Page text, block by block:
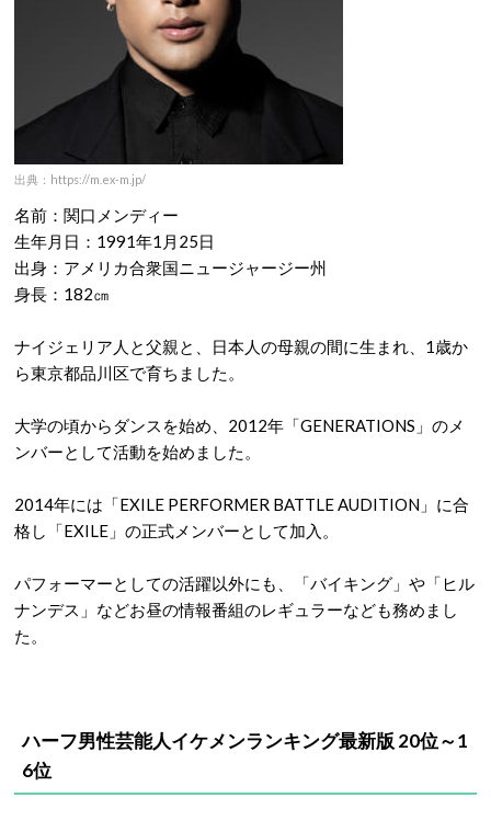
出典：https://m.ex-m.jp/
名前：関口メンディー
生年月日：1991年1月25日
出身：アメリカ合衆国ニュージャージー州
身長：182㎝
ナイジェリア人と父親と、日本人の母親の間に生まれ、1歳か
ら東京都品川区で育ちました。
大学の頃からダンスを始め、2012年「GENERATIONS」のメ
ンバーとして活動を始めました。
2014年には「EXILE PERFORMER BATTLE AUDITION」に合
格し「EXILE」の正式メンバーとして加入。
パフォーマーとしての活躍以外にも、「バイキング」や「ヒル
ナンデス」などお昼の情報番組のレギュラーなども務めまし
た。
ハーフ男性芸能人イケメンランキング最新版 20位～1
6位